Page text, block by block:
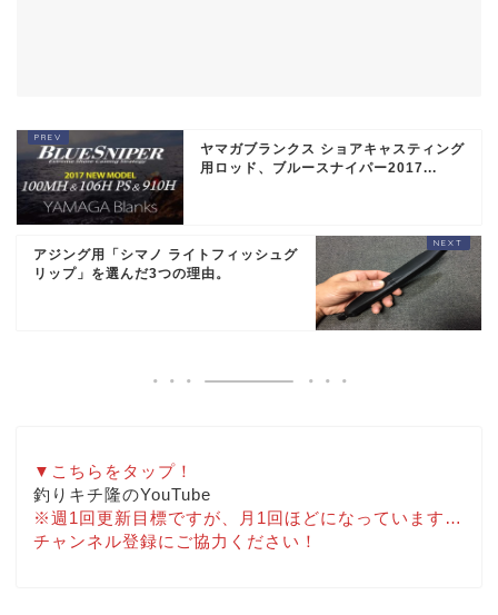
ヤマガブランクス ショアキャスティング
用ロッド、ブルースナイパー2017...
アジング用「シマノ ライトフィッシュグ
リップ」を選んだ3つの理由。
▼こちらをタップ！
釣りキチ隆のYouTube
※週1回更新目標ですが、月1回ほどになっています…
チャンネル登録にご協力ください！